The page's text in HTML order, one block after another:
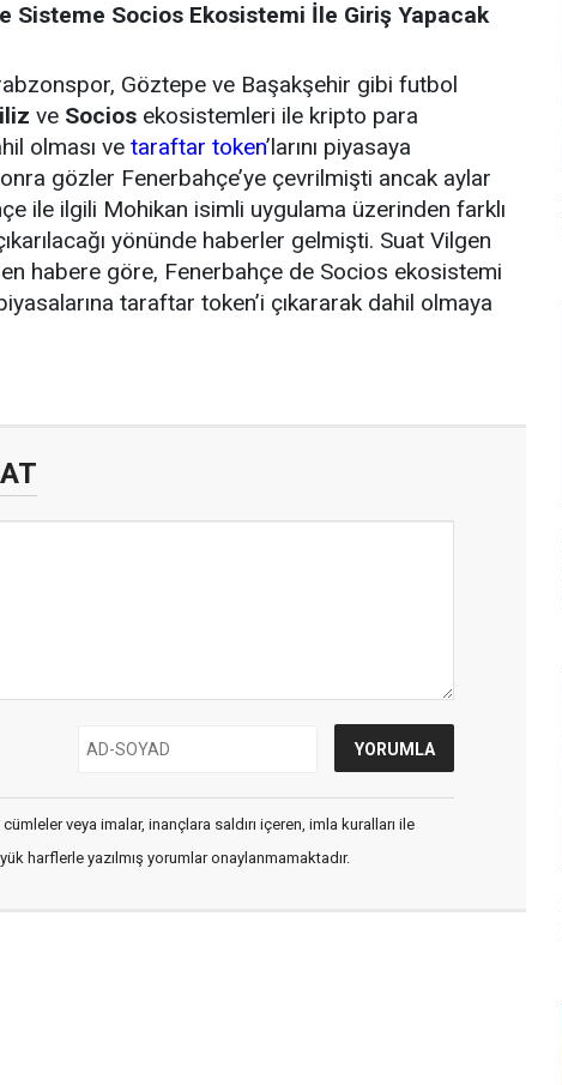
Sisteme Socios Ekosistemi İle Giriş Yapacak
Göztepe ve Başakşehir gibi futbol
ve Socios ekosistemleri ile kripto para
olması ve taraftar token’larını piyasaya
gözler Fenerbahçe’ye çevrilmişti ancak aylar
ile ilgili Mohikan isimli uygulama üzerinden farklı
yönünde haberler gelmişti. Suat Vilgen
habere göre, Fenerbahçe de Socios ekosistemi
taraftar token’i çıkararak dahil olmaya
veya imalar, inançlara saldırı içeren, imla kuralları ile
harflerle yazılmış yorumlar onaylanmamaktadır.